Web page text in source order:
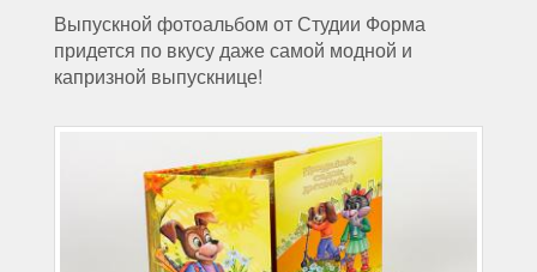
Выпускной фотоальбом от Студии Форма
придется по вкусу даже самой модной и
капризной выпускнице!